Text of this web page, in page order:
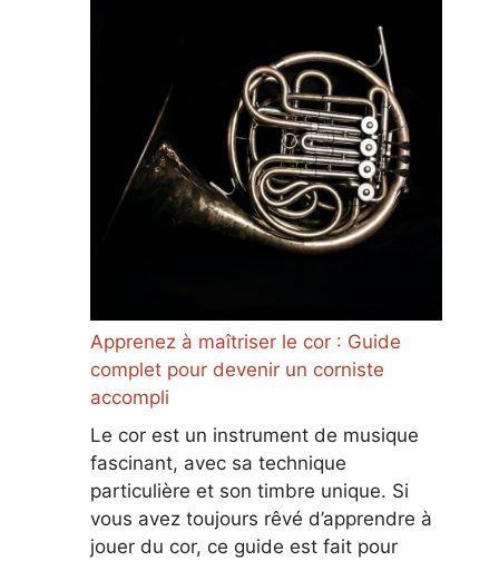
Apprenez à maîtriser le cor : Guide
complet pour devenir un corniste
accompli
Le cor est un instrument de musique
fascinant, avec sa technique
particulière et son timbre unique. Si
vous avez toujours rêvé d’apprendre à
jouer du cor, ce guide est fait pour